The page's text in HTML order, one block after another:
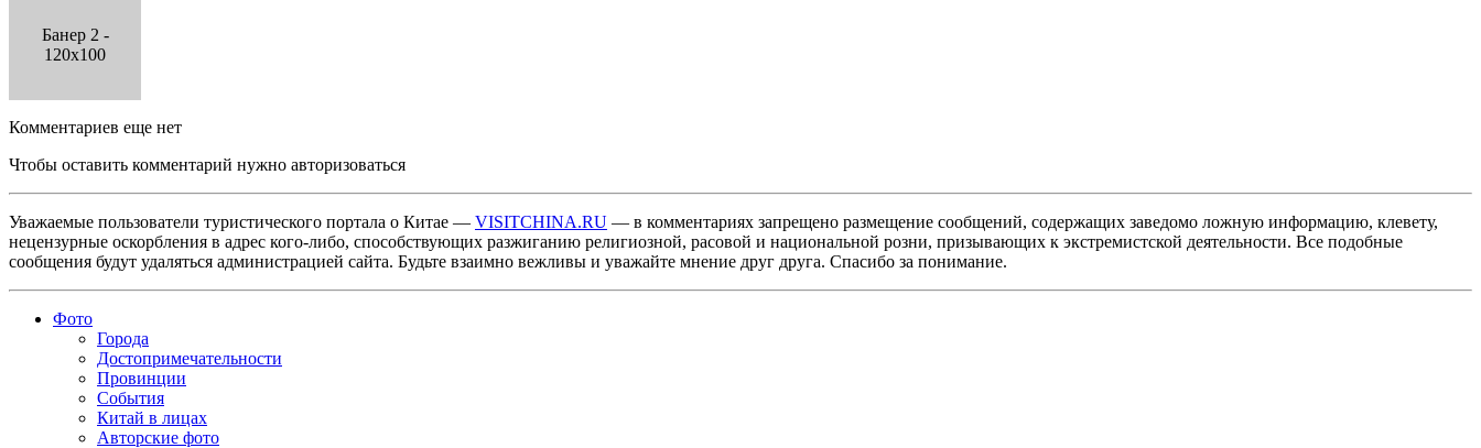
Банер 2 -
120x100
Комментариев еще нет
Чтобы оставить комментарий нужно авторизоваться
Уважаемые пользователи туристического портала о Китае — VISITCHINA.RU — в комментариях запрещено размещение сообщений, содержащих заведомо ложную информацию, клевету,
нецензурные оскорбления в адрес кого-либо, способствующих разжиганию религиозной, расовой и национальной розни, призывающих к экстремистской деятельности. Все подобные
сообщения будут удаляться администрацией сайта. Будьте взаимно вежливы и уважайте мнение друг друга. Спасибо за понимание.
Фото
Города
Достопримечательности
Провинции
События
Китай в лицах
Авторские фото